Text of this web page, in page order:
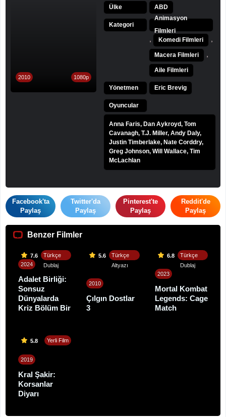
2010 1080p
Ülke ABD
Kategori
Animasyon
Filmleri
Komedi Filmleri
Macera Filmleri
Aile Filmleri
Yönetmen Eric Brevig
Oyuncular
Anna Faris, Dan Aykroyd, Tom
Cavanagh, T.J. Miller, Andy Daly,
Justin Timberlake, Nate Corddry,
Greg Johnson, Will Wallace, Tim
McLachlan
Facebook'ta
Paylaş
Twitter'da
Paylaş
Pinterest'te
Paylaş
Reddit'de
Paylaş
Benzer Filmler
7.6
Türkçe
Dublaj
2024
Adalet Birliği:
Sonsuz
Dünyalarda
Kriz Bölüm Bir
5.6
Türkçe
Altyazı
2010
Çılgın Dostlar
3
6.8
Türkçe
Dublaj
2023
Mortal Kombat
Legends: Cage
Match
5.8 Yerli Film
2019
Kral Şakir:
Korsanlar
Diyarı